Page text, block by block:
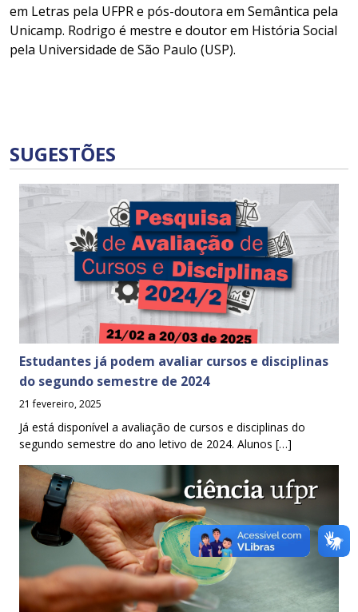
em Letras pela UFPR e pós-doutora em Semântica pela
Unicamp. Rodrigo é mestre e doutor em História Social
pela Universidade de São Paulo (USP).
SUGESTÕES
Estudantes já podem avaliar cursos e disciplinas
do segundo semestre de 2024
21 fevereiro, 2025
Já está disponível a avaliação de cursos e disciplinas do
segundo semestre do ano letivo de 2024. Alunos […]